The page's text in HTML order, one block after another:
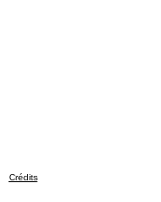
Crédits